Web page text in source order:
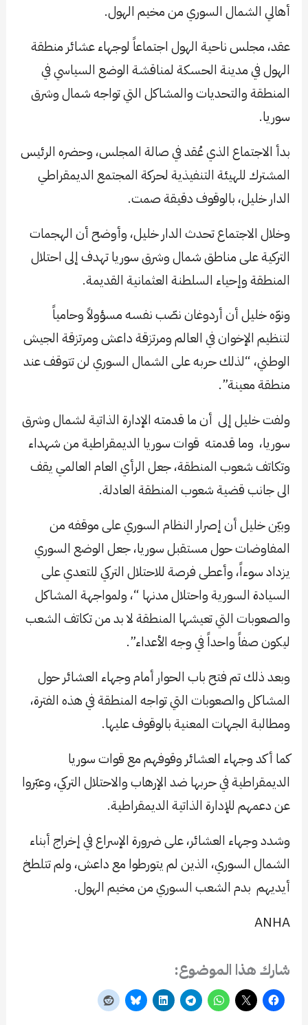
أهالي الشمال السوري من مخيم الهول.
عقد، مجلس ناحية الهول اجتماعاً لوجهاء عشائر منطقة
الهول في مدينة الحسكة لمناقشة الوضع السياسي في
المنطقة والتحديات والمشاكل التي تواجه شمال وشرق
سوريا.
بدأ الاجتماع الذي عُقد في صالة المجلس، وحضره الرئيس
المشترك للهيئة التنفيذية لحركة المجتمع الديمقراطي
الدار خليل، بالوقوف دقيقة صمت.
وخلال الاجتماع تحدث الدار خليل، وأوضح أن الهجمات
التركية على مناطق شمال وشرق سوريا تهدف إلى احتلال
المنطقة وإحياء السلطنة العثمانية القديمة.
ونوّه خليل أن أردوغان نصّب نفسه مسؤولاً وحامياً
لتنظيم الإخوان في العالم ومرتزقة داعش ومرتزقة الجيش
الوطني، “لذلك حربه على الشمال السوري لن تتوقف عند
منطقة معينة”.
ولفت خليل إلى أن ما قدمته الإدارة الذاتية لشمال وشرق
سوريا، وما قدمته قوات سوريا الديمقراطية من شهداء
وتكاتف شعوب المنطقة، جعل الرأي العام العالمي يقف
الى جانب قضية شعوب المنطقة العادلة.
وبيّن خليل أن إصرار النظام السوري على موقفه من
المفاوضات حول مستقبل سوريا، جعل الوضع السوري
يزداد سوءاً، وأعطى فرصة للاحتلال التركي للتعدي على
السيادة السورية واحتلال مدنها “، ولمواجهة المشاكل
والصعوبات التي تعيشها المنطقة لا بد من تكاتف الشعب
ليكون صفاً واحداً في وجه الأعداء”.
وبعد ذلك تم فتح باب الحوار أمام وجهاء العشائر حول
المشاكل والصعوبات التي تواجه المنطقة في هذه الفترة،
ومطالبة الجهات المعنية بالوقوف عليها.
كما أكد وجهاء العشائر وقوفهم مع قوات سوريا
الديمقراطية في حربها ضد الإرهاب والاحتلال التركي، وعبّروا
عن دعمهم للإدارة الذاتية الديمقراطية.
وشدد وجهاء العشائر، على ضرورة الإسراع في إخراج أبناء
الشمال السوري، الذين لم يتورطوا مع داعش، ولم تتلطخ
أيديهم بدم الشعب السوري من مخيم الهول.
ANHA
شارك هذا الموضوع: